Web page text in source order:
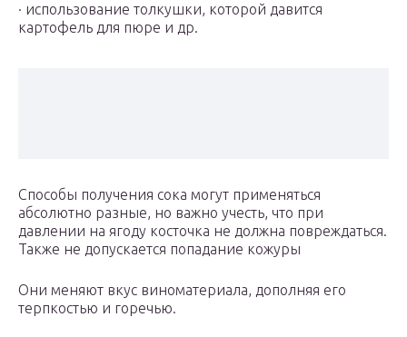
· использование толкушки, которой давится
картофель для пюре и др.
Способы получения сока могут применяться
абсолютно разные, но важно учесть, что при
давлении на ягоду косточка не должна повреждаться.
Также не допускается попадание кожуры
Они меняют вкус виноматериала, дополняя его
терпкостью и горечью.